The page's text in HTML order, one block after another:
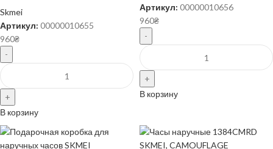
Skmei
Артикул: 00000010655
960₴
В корзину
Артикул: 00000010656
960₴
В корзину